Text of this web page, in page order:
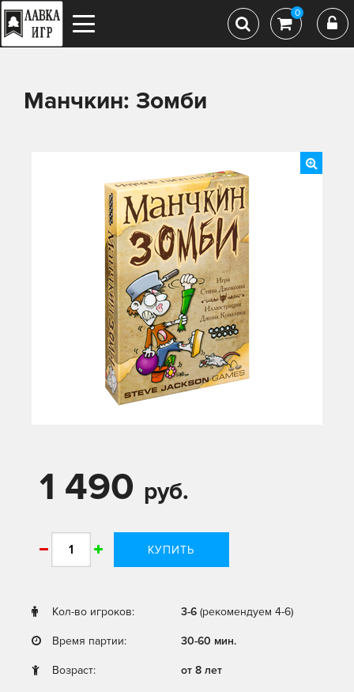
0
Манчкин: Зомби
1 490 руб.
КУПИТЬ
Кол-во игроков: 3-6 (рекомендуем 4-6)
Время партии: 30-60 мин.
Возраст: от 8 лет